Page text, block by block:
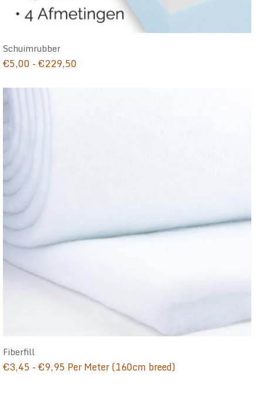
Schuimrubber
€5,00 -€229,50
Fiberfill
€3,45 -€9,95 Prijsklasse:
Per Meter (160cm breed)